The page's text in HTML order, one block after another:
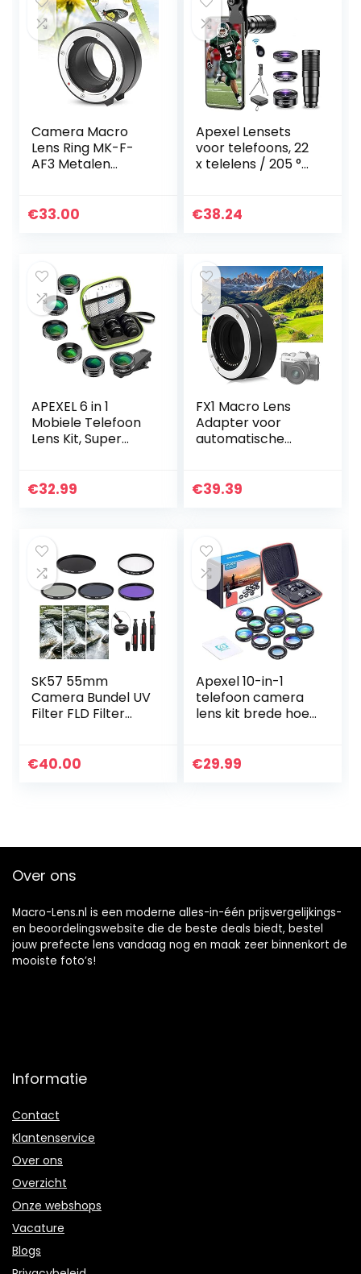
Camera Macro
Lens Ring MK-F-
AF3 Metalen
Verlengbuis voor
€33.00
Apexel Lensets
voor telefoons, 22
x telelens / 205 °
macro lens/statief
€38.24
APEXEL 6 in 1
Mobiele Telefoon
Lens Kit, Super
Lens + 25x Macro
€32.99
FX1 Macro Lens
Adapter voor
automatische
€39.39
SK57 55mm
Camera Bundel UV
Filter FLD Filter
Borstel Voor Sony
€40.00
Apexel 10-in-1
telefoon camera
lens kit brede hoek
telephoto lens,
€29.99
Over ons
Macro-Lens.nl is een moderne alles-in-één prijsvergelijkings-
en beoordelingswebsite die de beste deals biedt, bestel
jouw prefecte lens vandaag nog en maak zeer binnenkort de
mooiste foto’s!
Informatie
Contact
Klantenservice
Over ons
Overzicht
Onze webshops
Vacature
Blogs